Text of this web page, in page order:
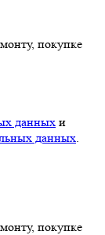
покупке
данных и
данных
покупке